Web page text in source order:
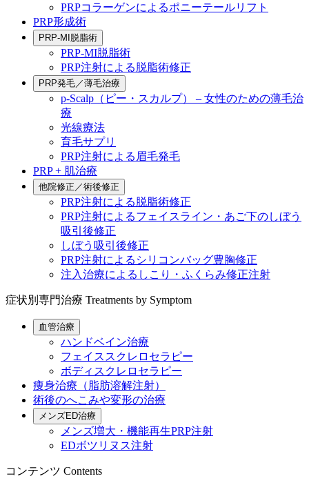
PRPコラーゲンによるポニーテールリフト
PRP形成術
PRP-MI脱脂術
PRP-MI脱脂術
PRP注射による脱脂術修正
PRP発毛／薄毛治療
p-Scalp（ピー・スカルプ） – 女性のための薄毛治
療
光線療法
育毛サプリ
PRP注射による眉毛発毛
PRP + 肌治療
他院修正／術後修正
PRP注射による脱脂術修正
PRP注射によるフェイスライン・あご下のしぼう
吸引後修正
しぼう吸引後修正
PRP注射によるシリコンバッグ豊胸修正
注入治療によるしこり・ふくらみ修正注射
症状別専門治療 Treatments by Symptom
血管治療
ハンドベイン治療
フェイススクレロセラピー
ボディスクレロセラピー
痩身治療（脂肪溶解注射）
術後のへこみや変形の治療
メンズED治療
メンズ増大・機能再生PRP注射
EDボツリヌス注射
コンテンツ Contents